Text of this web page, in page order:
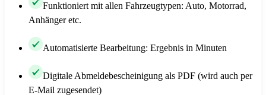
Funktioniert mit allen Fahrzeugtypen: Auto, Motorrad,
Anhänger etc.
Automatisierte Bearbeitung: Ergebnis in Minuten
Digitale Abmeldebescheinigung als PDF (wird auch per
E-Mail zugesendet)